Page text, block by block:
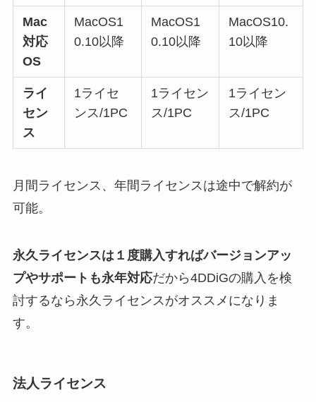
Mac
対応
OS
MacOS1
0.10以降
MacOS1
0.10以降
MacOS10.
10以降
ライ
セン
ス
1ライセ
ンス/1PC
1ライセン
ス/1PC
1ライセン
ス/1PC
月間ライセンス、年間ライセンスは途中で解約が
可能。
永久ライセンスは１度購入すればバージョンアッ
プやサポートも永年対応だから4DDiGの購入を検
討するなら永久ライセンスがオススメになりま
す。
法人ライセンス